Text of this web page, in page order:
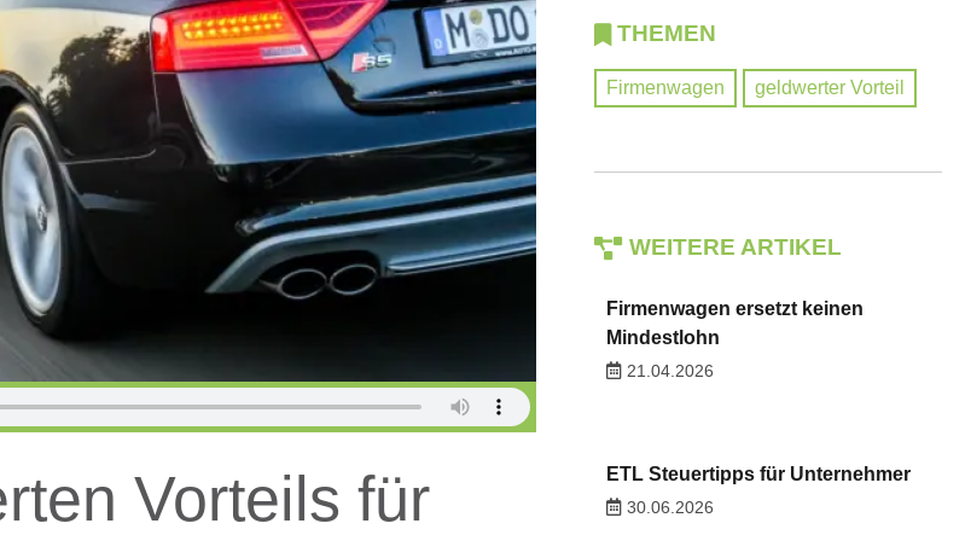
Vorteils für
THEMEN
Firmenwagen geldwerter Vorteil
WEITERE ARTIKEL
Firmenwagen ersetzt keinen
Mindestlohn
21.04.2026
ETL Steuertipps für Unternehmer
30.06.2026